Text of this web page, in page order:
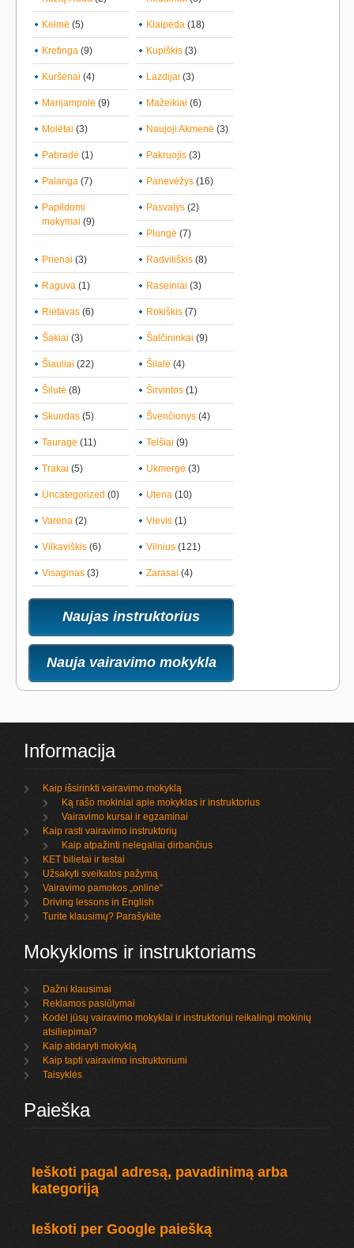
Kelmė (5) Klaipėda (18)
Kretinga (9) Kupiškis (3)
Kuršėnai (4) Lazdijai (3)
Marijampolė (9) Mažeikiai (6)
Molėtai (3) Naujoji Akmenė (3)
Pabradė (1) Pakruojis (3)
Palanga (7) Panevėžys (16)
Papildomi
mokymai (9)
Pasvalys (2)
Plungė (7)
Prienai (3) Radviliškis (8)
Raguva (1) Raseiniai (3)
Rietavas (6) Rokiškis (7)
Šakiai (3) Šalčininkai (9)
Šiauliai (22) Šilalė (4)
Šilutė (8) Širvintos (1)
Skuodas (5) Švenčionys (4)
Tauragė (11) Telšiai (9)
Trakai (5) Ukmergė (3)
Uncategorized (0) Utena (10)
Varėna (2) Vievis (1)
Vilkaviškis (6) Vilnius (121)
Visaginas (3) Zarasai (4)
Naujas instruktorius
Nauja vairavimo mokykla
Informacija
Kaip išsirinkti vairavimo mokyklą
Ką rašo mokiniai apie mokyklas ir instruktorius
Vairavimo kursai ir egzaminai
Kaip rasti vairavimo instruktorių
Kaip atpažinti nelegaliai dirbančius
KET bilietai ir testai
Užsakyti sveikatos pažymą
Vairavimo pamokos „online“
Driving lessons in English
Turite klausimų? Parašykite
Mokykloms ir instruktoriams
Dažni klausimai
Reklamos pasiūlymai
Kodėl jūsų vairavimo mokyklai ir instruktoriui reikalingi mokinių
atsiliepimai?
Kaip atidaryti mokyklą
Kaip tapti vairavimo instruktoriumi
Taisyklės
Paieška
Ieškoti pagal adresą, pavadinimą arba
kategoriją
Ieškoti per Google paiešką